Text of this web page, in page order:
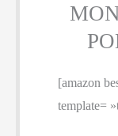
[amazon
template=